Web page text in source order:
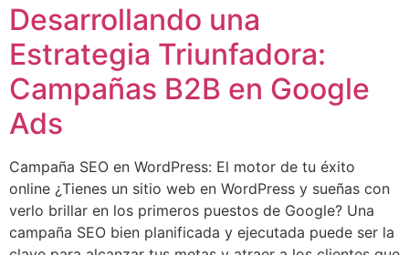
Desarrollando una
Estrategia Triunfadora:
Campañas B2B en Google
Ads
Campaña SEO en WordPress: El motor de tu éxito
online ¿Tienes un sitio web en WordPress y sueñas con
verlo brillar en los primeros puestos de Google? Una
campaña SEO bien planificada y ejecutada puede ser la